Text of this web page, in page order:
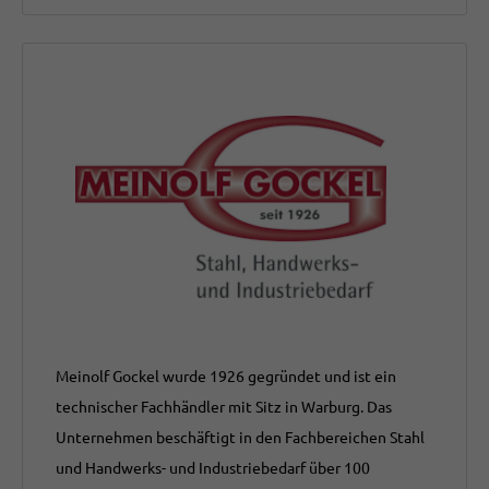
Meinolf Gockel wurde 1926 gegründet und ist ein
technischer Fachhändler mit Sitz in Warburg. Das
Unternehmen beschäftigt in den Fachbereichen Stahl
und Handwerks- und Industriebedarf über 100